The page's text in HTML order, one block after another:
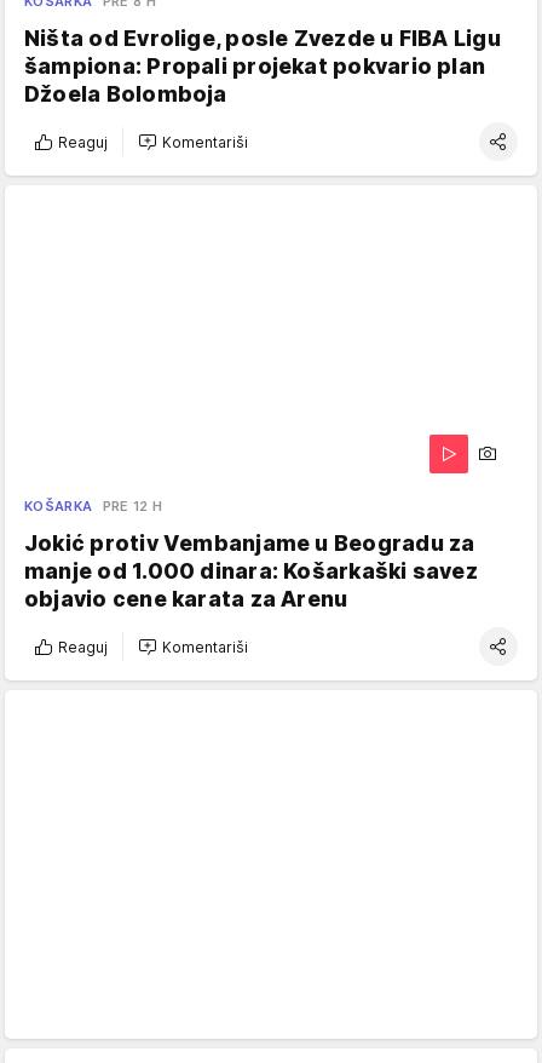
Ništa od Evrolige, posle Zvezde u FIBA Ligu
šampiona: Propali projekat pokvario plan
Džoela Bolomboja
Reaguj Komentariši
KOŠARKA PRE 12 H
Jokić protiv Vembanjame u Beogradu za
manje od 1.000 dinara: Košarkaški savez
objavio cene karata za Arenu
Reaguj Komentariši